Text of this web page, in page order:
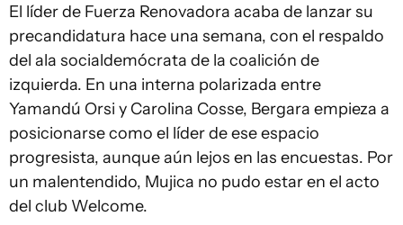
El líder de Fuerza Renovadora acaba de lanzar su
precandidatura hace una semana, con el respaldo
del ala socialdemócrata de la coalición de
izquierda. En una interna polarizada entre
Yamandú Orsi y Carolina Cosse, Bergara empieza a
posicionarse como el líder de ese espacio
progresista, aunque aún lejos en las encuestas. Por
un malentendido, Mujica no pudo estar en el acto
del club Welcome.